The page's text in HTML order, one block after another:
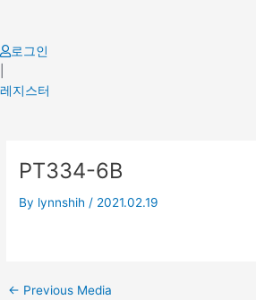
content
로그인
레지스터
PT334-6B
By lynnshih / 2021.02.19
navigation
← Previous Media